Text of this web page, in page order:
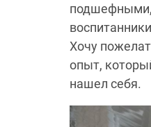
подшефными,
Хочу
опыт,
нашел себя.